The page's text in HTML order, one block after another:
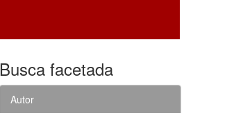
Busca facetada
Autor